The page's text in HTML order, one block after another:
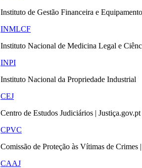
Instituto de Gestão Financeira e
INMLCF
Instituto Nacional de Medicina Legal e
INPI
Instituto Nacional da Propriedade Industrial
CEJ
Centro de Estudos Judiciários | Justiça.gov.pt
CPVC
Comissão de Proteção às Vítimas de Crimes
CAAJ